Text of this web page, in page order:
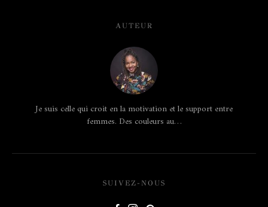
AUTEUR
Je suis celle qui croit en la motivation et le support entre
femmes. Des couleurs au…
SUIVEZ-NOUS